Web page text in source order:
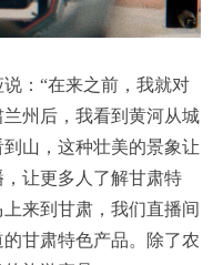
：“在来之前，我就对
州后，我看到黄河从城
山，这种壮美的景象让
让更多人了解甘肃特
来到甘肃，我们直播间
甘肃特色产品。除了农